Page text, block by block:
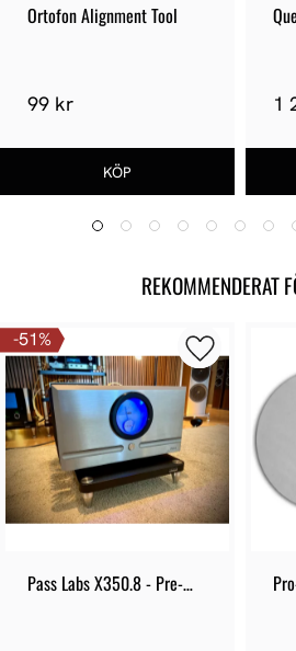
Ortofon Alignment Tool
99 kr 1
REKOMMENDERAT
Pass Labs X350.8 - Pre-
51%